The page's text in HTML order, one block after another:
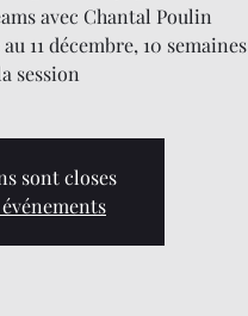
avec Chantal Poulin
11 décembre, 10 semaines
session
sont closes